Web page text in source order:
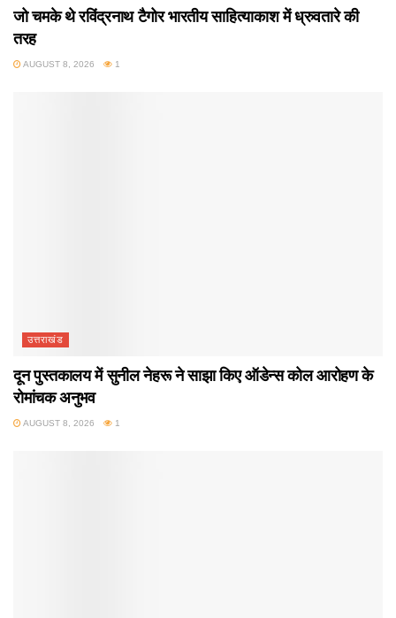
जो चमके थे रविंद्रनाथ टैगोर भारतीय साहित्याकाश में ध्रुवतारे की
तरह
AUGUST 8, 2026 1
उत्तराखंड
दून पुस्तकालय में सुनील नेहरू ने साझा किए ऑडेन्स कोल आरोहण के
रोमांचक अनुभव
AUGUST 8, 2026 1